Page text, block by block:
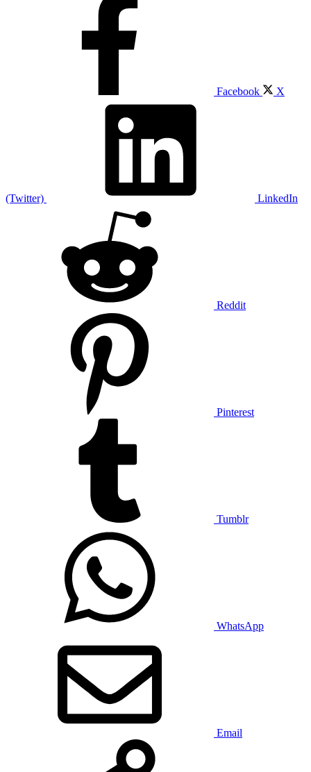
Facebook X
(Twitter) LinkedIn
Reddit
Pinterest
Tumblr
WhatsApp
Email